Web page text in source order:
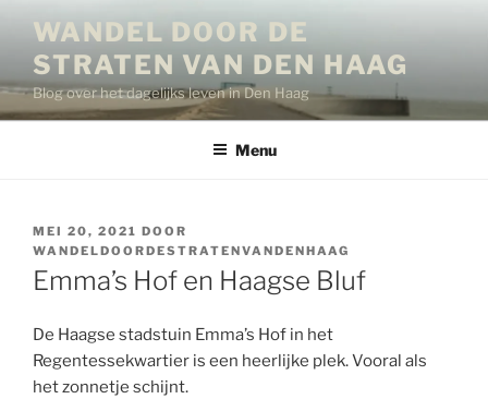
inhoud
WANDEL DOOR DE
STRATEN VAN DEN HAAG
Blog over het dagelijks leven in Den Haag
Menu
GEPLAATST
OP
MEI 20, 2021 DOOR
WANDELDOORDESTRATENVANDENHAAG
Emma’s Hof en Haagse Bluf
De Haagse stadstuin Emma’s Hof in het
Regentessekwartier is een heerlijke plek. Vooral als
het zonnetje schijnt.